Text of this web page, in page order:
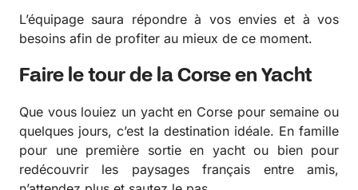
L’équipage saura répondre à vos envies et à vos
besoins afin de profiter au mieux de ce moment.
Faire le tour de la Corse en Yacht
Que vous louiez un yacht en Corse pour semaine ou
quelques jours, c’est la destination idéale. En famille
pour une première sortie en yacht ou bien pour
redécouvrir les paysages français entre amis,